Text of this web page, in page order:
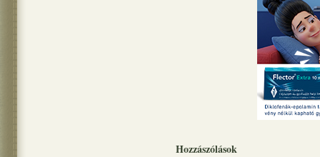
Hozzászólások